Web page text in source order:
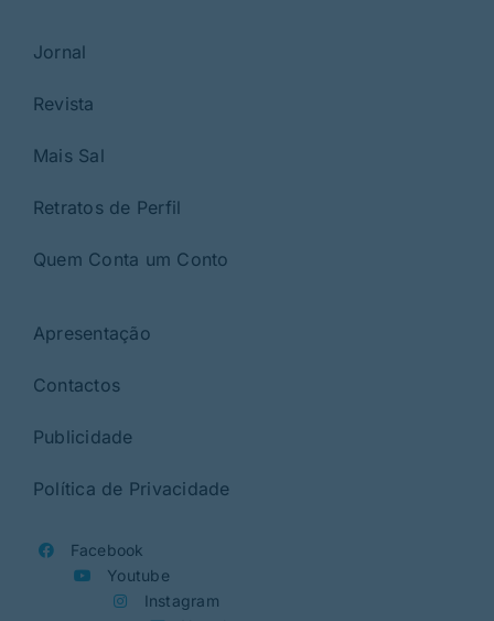
Jornal
Revista
Mais Sal
Retratos de Perfil
Quem Conta um Conto
Apresentação
Contactos
Publicidade
Política de Privacidade
Facebook
Youtube
Instagram